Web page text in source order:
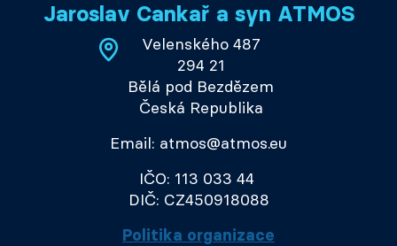
Jaroslav Cankař a syn ATMOS
Velenského 487
294 21
Bělá pod Bezdězem
Česká Republika
Email: atmos@atmos.eu
IČO: 113 033 44
DIČ: CZ450918088
Politika organizace